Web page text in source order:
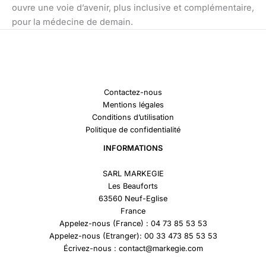
ouvre une voie d’avenir, plus inclusive et complémentaire,
pour la médecine de demain.
Contactez-nous
Mentions légales
Conditions d’utilisation
Politique de confidentialité
INFORMATIONS
SARL MARKEGIE
Les Beauforts
63560 Neuf-Eglise
France
Appelez-nous (France) : 04 73 85 53 53
Appelez-nous (Etranger): 00 33 473 85 53 53
Écrivez-nous : contact@markegie.com